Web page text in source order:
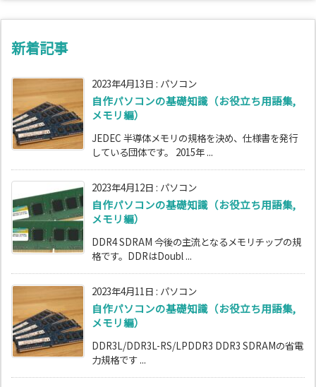
新着記事
2023年4月13日 : パソコン
自作パソコンの基礎知識（お役立ち用語集,
メモリ編）
JEDEC 半導体メモリの規格を決め、仕様書を発行
している団体です。 2015年 ...
2023年4月12日 : パソコン
自作パソコンの基礎知識（お役立ち用語集,
メモリ編）
DDR4 SDRAM 今後の主流となるメモリチップの規
格です。DDRはDoubl ...
2023年4月11日 : パソコン
自作パソコンの基礎知識（お役立ち用語集,
メモリ編）
DDR3L/DDR3L-RS/LPDDR3 DDR3 SDRAMの省電
力規格です ...